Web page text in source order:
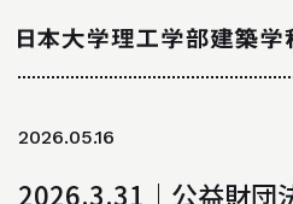
2026.05.16
2026.3.31｜公益財団